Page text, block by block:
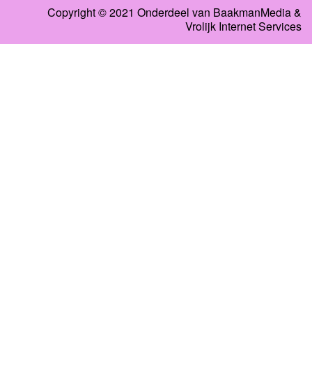
Copyright © 2021 Onderdeel van BaakmanMedia&
Vrolijk Internet Services